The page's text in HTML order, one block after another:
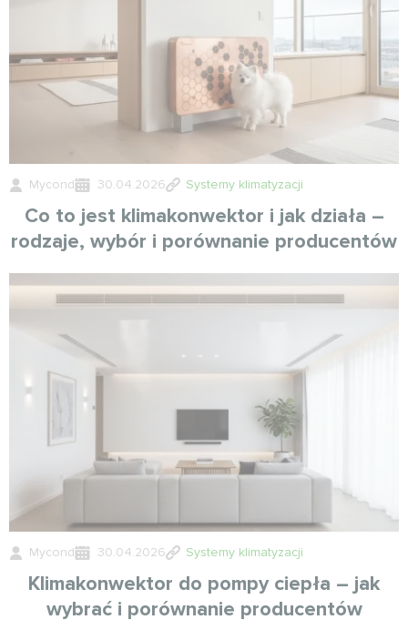
Mycond 30.04.2026 Systemy klimatyzacji
Co to jest klimakonwektor i jak działa –
rodzaje, wybór i porównanie producentów
Mycond 30.04.2026 Systemy klimatyzacji
Klimakonwektor do pompy ciepła – jak
wybrać i porównanie producentów